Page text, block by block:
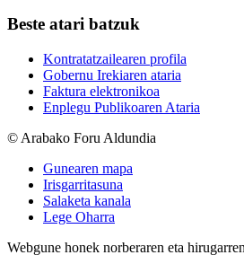
Beste atari batzuk
Kontratatzailearen profila
Gobernu Irekiaren ataria
Faktura elektronikoa
Enplegu Publikoaren Ataria
© Arabako Foru Aldundia
Gunearen mapa
Irisgarritasuna
Salaketa kanala
Lege Oharra
Webgune honek norberaren eta